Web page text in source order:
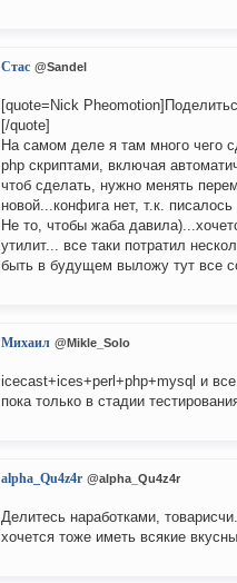
Стас @Sandel
[quote=Nick
[/quote]
На самом деле я там много чего
php скриптами, включая
чтоб сделать, нужно менять
новой...конфига нет, т.к.
Не то, чтобы жаба
утилит... все таки потратил
быть в будущем выложу тут все
Михаил @Mikle_Solo
icecast+ices+perl+php+mysql и
пока только в стадии
alpha_Qu4z4r @alpha_Qu4z4r
Делитесь наработками,
хочется тоже иметь всякие